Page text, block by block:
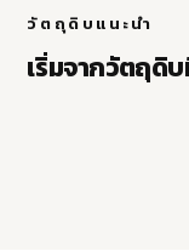
วัตถุดิบแนะนำ
เริ่มจากวัตถุดิบ
PISTACHIO
100%
ดูข้อมูลสิน